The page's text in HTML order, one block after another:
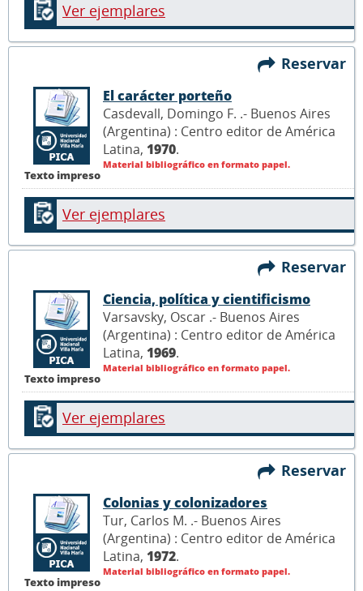
Ver ejemplares
Reservar
Texto impreso
El carácter porteño
Casdevall, Domingo F. .- Buenos Aires
(Argentina) : Centro editor de América
Latina, 1970.
Material bibliográfico en formato papel.
Ver ejemplares
Reservar
Texto impreso
Ciencia, política y cientificismo
Varsavsky, Oscar .- Buenos Aires
(Argentina) : Centro editor de América
Latina, 1969.
Material bibliográfico en formato papel.
Ver ejemplares
Reservar
Texto impreso
Colonias y colonizadores
Tur, Carlos M. .- Buenos Aires
(Argentina) : Centro editor de América
Latina, 1972.
Material bibliográfico en formato papel.